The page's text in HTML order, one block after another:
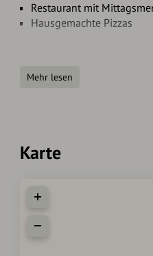
Restaurant mit
Hausgemachte Pizzas
Bei der Strudelvorführung
* Besondere Menüs und
Website von Café Hacker
Die Mauern des Cafes
Vorfahren der Familie
Mehr lesen
Karte